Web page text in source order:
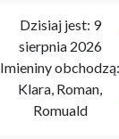
Dzisiaj jest: 9
sierpnia 2026
Imieniny obchodzą:
Klara, Roman,
Romuald